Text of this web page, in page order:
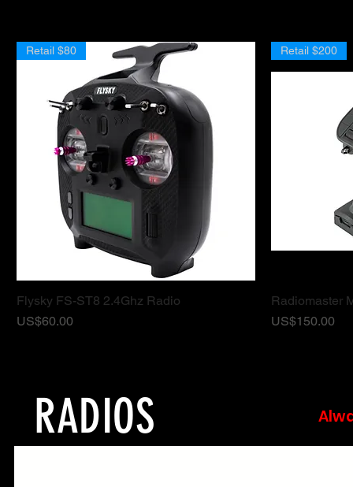
ดูข้อมูลด่วน
Retail $80
Flysky FS-ST8 2.4Ghz Radio
ราคา
US$60.00
Retail $200
Radiomaster
ราคา
US$150.00
RADIOS